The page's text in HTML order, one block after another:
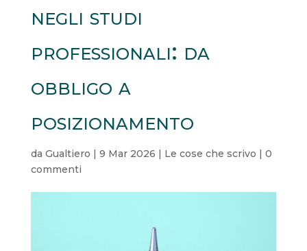
negli studi
professionali: da
obbligo a
posizionamento
da Gualtiero | 9 Mar 2026 | Le cose che scrivo | 0
commenti